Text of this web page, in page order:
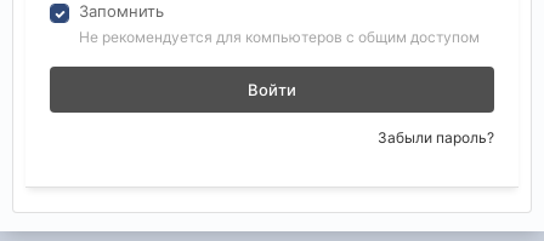
Запомнить
Не рекомендуется для компьютеров с общим доступом
Войти
Забыли пароль?